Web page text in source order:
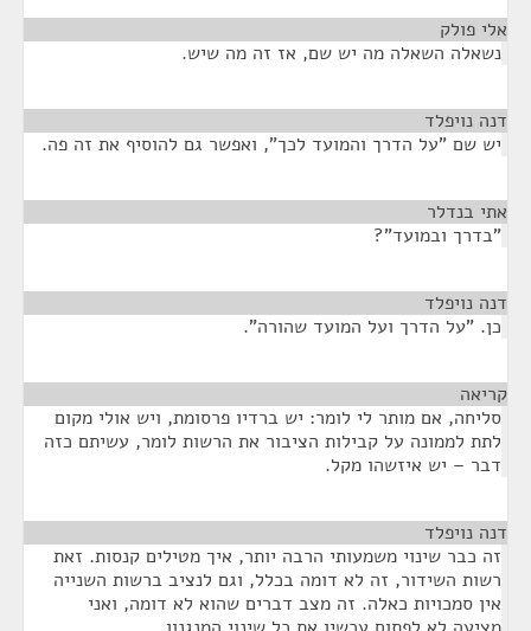
אלי פולק
נשאלה השאלה מה יש שם, אז זה מה שיש.
דנה נויפלד
יש שם "על הדרך והמועד לכך", ואפשר גם להוסיף את זה פה.
אתי בנדלר
"בדרך ובמועד"?
דנה נויפלד
כן. "על הדרך ועל המועד שהורה".
קריאה
סליחה, אם מותר לי לומר: יש ברדיו פרסומת, ויש אולי מקום
לתת לממונה על קבילות הציבור את הרשות לומר, עשיתם כזה
דבר – יש איזשהו מקל.
דנה נויפלד
זה כבר שינוי משמעותי הרבה יותר, איך מטילים קנסות. זאת
רשות השידור, זה לא דומה בכלל, וגם לנציב ברשות השנייה
אין סמכויות כאלה. זה מצב דברים שהוא לא דומה, ואני